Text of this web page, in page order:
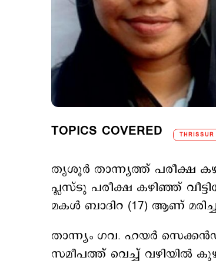
TOPICS COVERED THRISSUR
തൃശൂർ താന്ന്യത്ത് പരീക്ഷ
പ്ലസ്ടു പരീക്ഷ കഴിഞ്ഞ്
മകൾ ബാദിറ (17) ആണ്
താന്ന്യം ഗവ. ഹയർ
സമീപത്ത് വെച്ച് വഴിയിൽ